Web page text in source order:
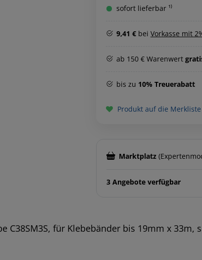
sofort lieferbar ¹⁾
9,41 €bei Vorkasse mit
ab 150 € Warenwert
bis zu 10% Treuerabatt
Produkt auf die
Marktplatz
3 Angebote verfügbar
C38SM3S, für Klebebänder bis 19mm x 33m,